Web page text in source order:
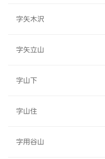
字矢木沢
字矢立山
字山下
字山住
字用谷山